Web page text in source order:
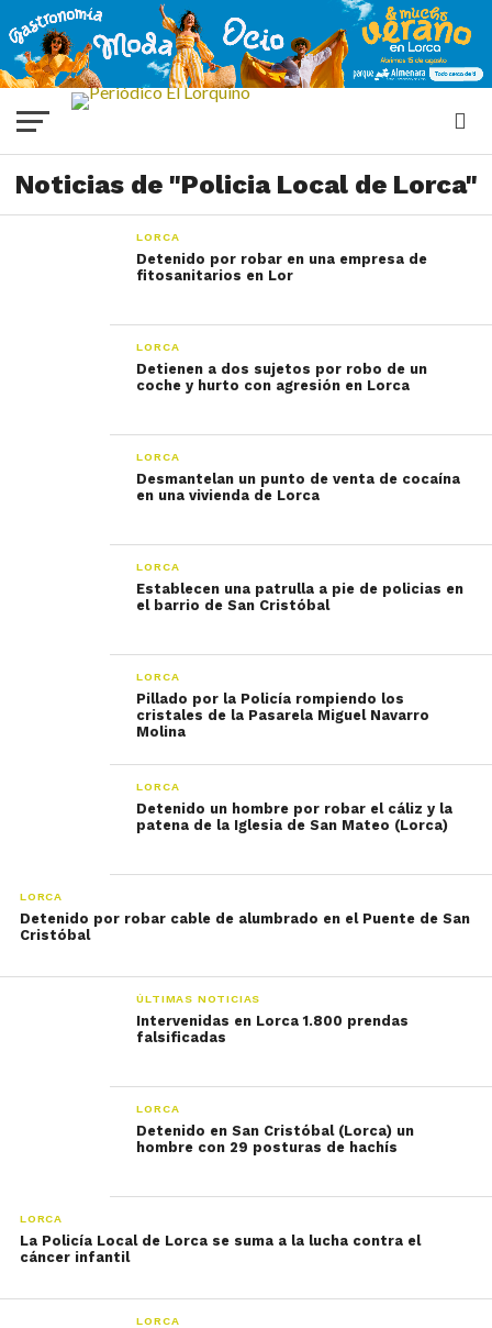
Noticias de "Policia Local de Lorca"
LORCA
Detenido por robar en una empresa de
fitosanitarios en Lor
LORCA
Detienen a dos sujetos por robo de un
coche y hurto con agresión en Lorca
LORCA
Desmantelan un punto de venta de cocaína
en una vivienda de Lorca
LORCA
Establecen una patrulla a pie de policias en
el barrio de San Cristóbal
LORCA
Pillado por la Policía rompiendo los
cristales de la Pasarela Miguel Navarro
Molina
LORCA
Detenido un hombre por robar el cáliz y la
patena de la Iglesia de San Mateo (Lorca)
LORCA
Detenido por robar cable de alumbrado en el Puente de San
Cristóbal
ÚLTIMAS NOTICIAS
Intervenidas en Lorca 1.800 prendas
falsificadas
LORCA
Detenido en San Cristóbal (Lorca) un
hombre con 29 posturas de hachís
LORCA
La Policía Local de Lorca se suma a la lucha contra el
cáncer infantil
LORCA